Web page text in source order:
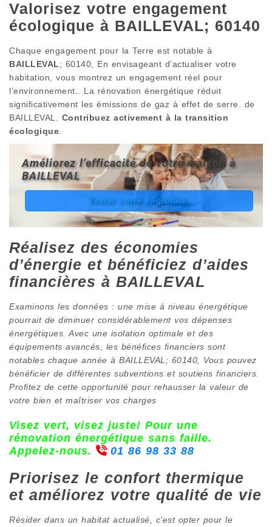
Valorisez votre engagement
écologique à BAILLEVAL; 60140
Chaque engagement pour la Terre est notable à
BAILLEVAL; 60140, En envisageant d’actualiser votre
habitation, vous montrez un engagement réel pour
l’environnement.. La rénovation énergétique réduit
significativement les émissions de gaz à effet de serre. de
BAILLEVAL. Contribuez activement à la transition
écologique
Améliorez l’efficacité de votre maison à
BAILLEVAL
Tester votre éligibilité.
Réalisez des économies
d’énergie et bénéficiez d’aides
financières à BAILLEVAL
Examinons les données : une mise à niveau énergétique
pourrait de diminuer considérablement vos dépenses
énergétiques. Avec une isolation optimale et des
équipements avancés, les bénéfices financiers sont
notables chaque année à BAILLEVAL; 60140, Vous pouvez
bénéficier de différentes subventions et soutiens financiers.
Profitez de cette opportunité pour rehausser la valeur de
votre bien et maîtriser vos charges
Visez vert, visez juste! Pour une
rénovation énergétique sans faille.
Appelez-nous.
01 86 98 33 88
Priorisez le confort thermique
et améliorez votre qualité de vie
Résider dans un habitat actualisé, c’est opter pour le